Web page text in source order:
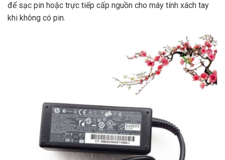
để sạc pin hoặc trực tiếp cấp nguồn cho máy tính xách tay
khi không có pin.